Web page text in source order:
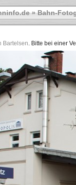
»Bahn-
Bartelsen. Bitte bei einer